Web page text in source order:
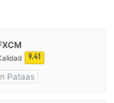
9.41
Pataas